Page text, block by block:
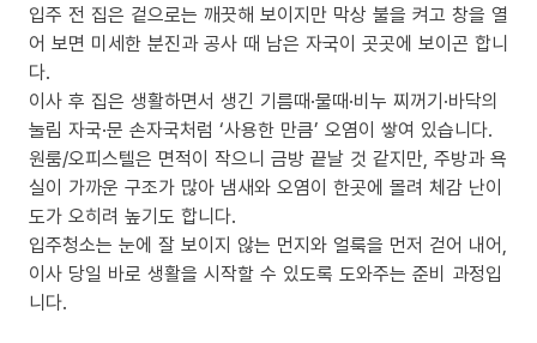
입주 전 집은 겉으로는 깨끗해 보이지만 막상 불을 켜고 창을 열
어 보면 미세한 분진과 공사 때 남은 자국이 곳곳에 보이곤 합니
다.
이사 후 집은 생활하면서 생긴 기름때·물때·비누 찌꺼기·바닥의
눌림 자국·문 손자국처럼 ‘사용한 만큼’ 오염이 쌓여 있습니다.
원룸/오피스텔은 면적이 작으니 금방 끝날 것 같지만, 주방과 욕
실이 가까운 구조가 많아 냄새와 오염이 한곳에 몰려 체감 난이
도가 오히려 높기도 합니다.
입주청소는 눈에 잘 보이지 않는 먼지와 얼룩을 먼저 걷어 내어,
이사 당일 바로 생활을 시작할 수 있도록 도와주는 준비 과정입
니다.